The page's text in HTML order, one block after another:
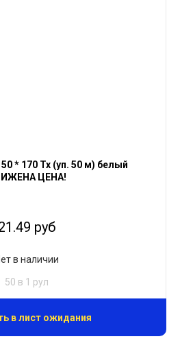
* 170 Тх (уп. 50 м) белый
ЦЕНА!
руб
в наличии
50 в 1 рул
в лист ожидания